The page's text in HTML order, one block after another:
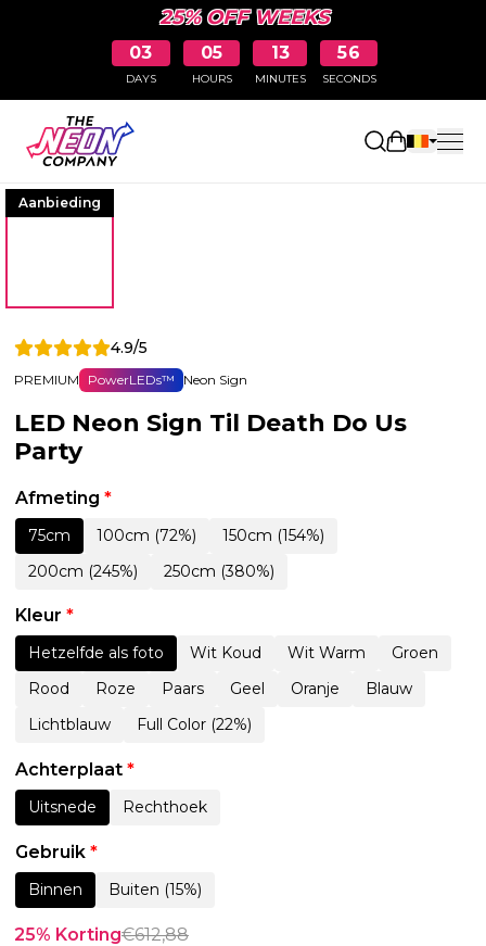
25% OFF WEEKS
03
DAYS
05
HOURS
13
MINUTES
56
SECONDS
Aanbieding
4.9/5
PREMIUM PowerLEDs™ Neon Sign
LED Neon Sign Til Death Do Us
Party
Afmeting *
75cm 100cm (72%)
150cm (154%)
200cm (245%)
250cm (380%)
Kleur *
Hetzelfde als foto Wit Koud Wit Warm
Groen
Rood
Roze Paars Geel Oranje
Blauw
Lichtblauw
Full Color (22%)
Achterplaat *
Uitsnede Rechthoek
Gebruik *
Binnen Buiten (15%)
25% Korting€612,88